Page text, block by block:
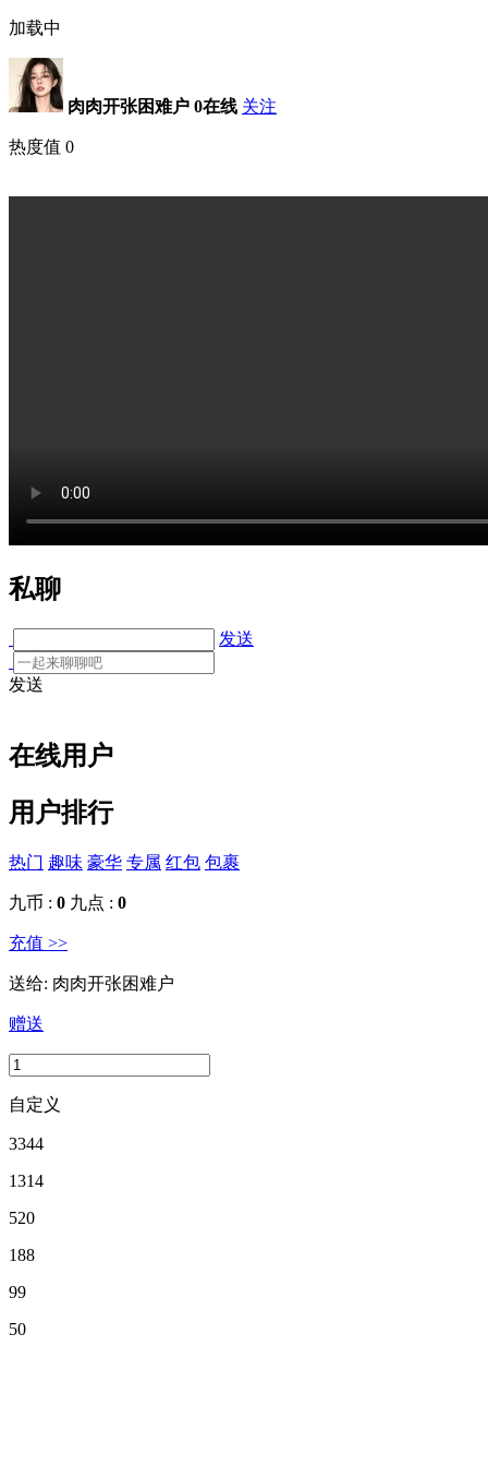
加载中
肉肉开张困难户 0在线 关注
热度值 0
私聊
发送
发送
在线用户
用户排行
热门 趣味 豪华 专属 红包 包裹
九币 : 0 九点 : 0
充值 >>
送给: 肉肉开张困难户
赠送
自定义
3344
1314
520
188
99
50